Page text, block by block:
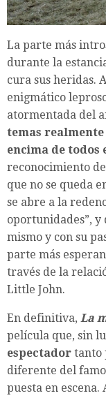
La parte más
durante la
cura sus heridas.
enigmático
atormentada del
temas
encima de todos
reconocimiento
que no se queda
se abre a la
oportunidades”, y
mismo y con su
parte más
través de la
Little John.
En definitiva, La
película que, sin
espectador tanto
diferente del
puesta en escena.